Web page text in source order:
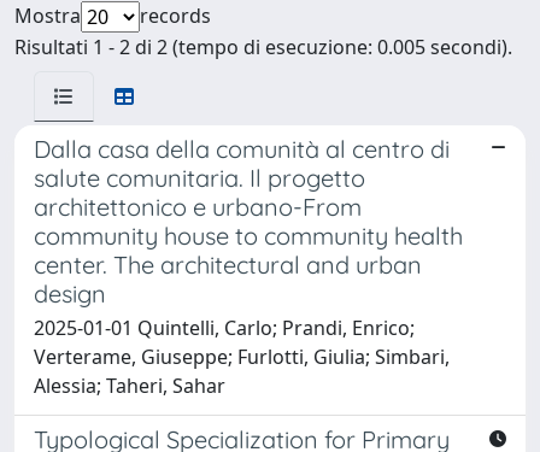
Mostra
records
Risultati 1 - 2 di 2 (tempo di esecuzione: 0.005 secondi).
Dalla casa della comunità al centro di
salute comunitaria. Il progetto
architettonico e urbano-From
community house to community health
center. The architectural and urban
design
2025-01-01 Quintelli, Carlo; Prandi, Enrico;
Verterame, Giuseppe; Furlotti, Giulia; Simbari,
Alessia; Taheri, Sahar
Typological Specialization for Primary